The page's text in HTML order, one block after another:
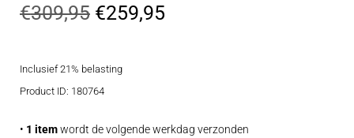
€309,95 Oorspronkelijke
was:
€259,95Huidige
Inclusief 21% belasting
Product ID: 180764
• 1 itemwordt de volgende werkdag verzonden